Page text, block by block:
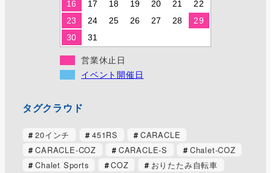
16
17 18 19 20 21
22
23
24 25 26 27 28
29
30
31
営業休止日
イベント開催日
タグクラウド
20インチ 451RS
CARACLE
CARACLE-COZ
CARACLE-S
Chalet-COZ
Chalet Sports
COZ
おりたたみ自転車